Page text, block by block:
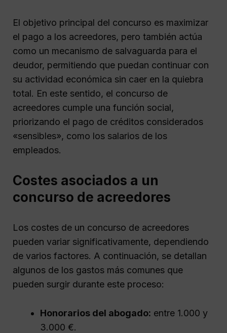
El objetivo principal del concurso es maximizar
el pago a los acreedores, pero también actúa
como un mecanismo de salvaguarda para el
deudor, permitiendo que puedan continuar con
su actividad económica sin caer en la quiebra
total. En este sentido, el concurso de
acreedores cumple una función social,
priorizando el pago de créditos considerados
«sensibles», como los salarios de los
empleados.
Costes asociados a un
concurso de acreedores
Los costes de un concurso de acreedores
pueden variar significativamente, dependiendo
de varios factores. A continuación, se detallan
algunos de los gastos más comunes que
pueden surgir durante este proceso:
Honorarios del abogado: entre 1.000 y
3.000 €.